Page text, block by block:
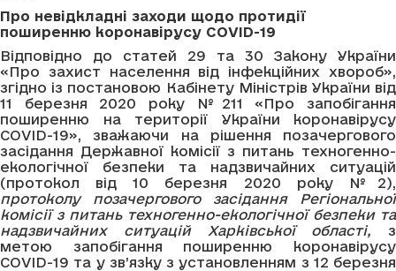
Про невідкладні заходи щодо протидії
поширенню коронавірусу COVID-19
Відповідно до статей 29 та 30 Закону України
«Про захист населення від інфекційних хвороб»,
згідно із постановою Кабінету Міністрів України від
11 березня 2020 року №211 «Про запобігання
поширенню на території України коронавірусу
COVID-19», зважаючи на рішення позачергового
засідання Державної комісії з питань техногенно-
екологічної безпеки та надзвичайних ситуацій
(протокол від 10 березня 2020 року №2),
протоколу позачергового засідання Регіональної
комісії з питань техногенно-екологічної безпеки та
надзвичайних ситуацій Харківської області, з
метою запобігання поширенню коронавірусу
COVID-19 та у зв’язку з установленням з 12 березня